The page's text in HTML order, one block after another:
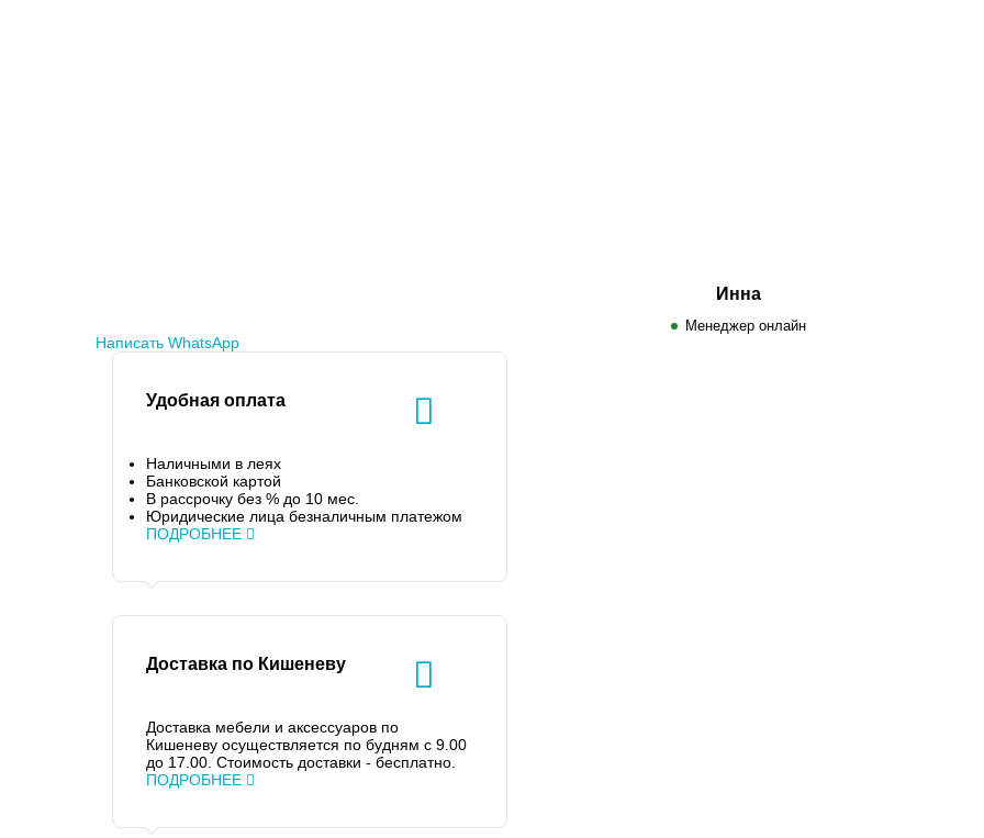
Инна
Менеджер онлайн
Написать WhatsApp
Удобная оплата
Наличными в леях
Банковской картой
В рассрочку без % до 10 мес.
Юридические лица безналичным платежом
ПОДРОБНЕЕ
Доставка по Кишеневу
Доставка мебели и аксессуаров по
Кишеневу осуществляется по будням с 9.00
до 17.00. Стоимость доставки - бесплатно.
ПОДРОБНЕЕ